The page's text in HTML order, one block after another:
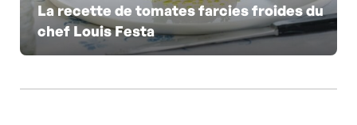
La recette de tomates farcies froides du
chef Louis Festa